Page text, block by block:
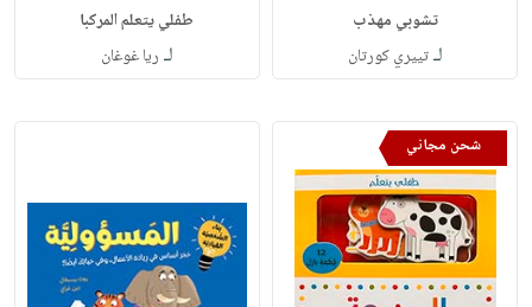
تشوبي مهذب
لـتييري كورتان
طفلي يتعلم المركبا
لـ ريا غوغان
شحن مجاني